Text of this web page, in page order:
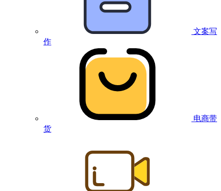
文案写
作
电商带
货